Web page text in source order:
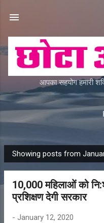
आपका सहयोग हमारी
P
o
Showing posts from
10,000 महिलाओं को
प्रशिक्षण देगी सरकार
- January 12, 2020